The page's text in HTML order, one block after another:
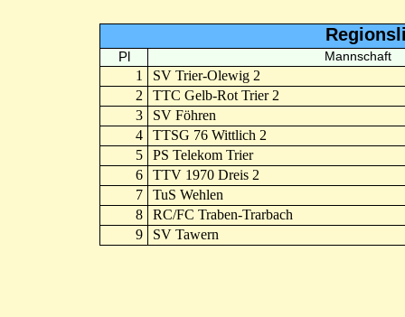
Pl Mannschaft
1
SV Trier-Olewig 2
2
TTC Gelb-Rot Trier 2
3
SV Föhren
4
TTSG 76 Wittlich 2
5
PS Telekom Trier
6
TTV 1970 Dreis 2
7
TuS Wehlen
8
RC/FC Traben-Trarbach
9
SV Tawern